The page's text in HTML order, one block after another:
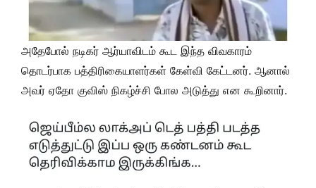
அதேபோல் நடிகர் ஆர்யாவிடம் கூட இந்த விவகாரம்
தொடர்பாக பத்திரிகையாளர்கள் கேள்வி கேட்டனர். ஆனால்
அவர் ஏதோ குவிஸ் நிகழ்ச்சி போல அடுத்து என கூறினார்.